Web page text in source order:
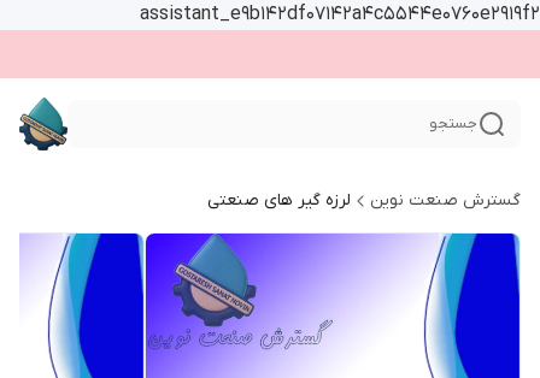
assistant_e9b142df07142a4c5544e0760e2919f2
جستجو
گسترش صنعت نوین لرزه گیر های صنعتی